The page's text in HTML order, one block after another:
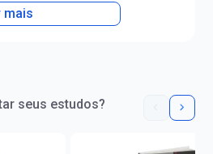
mais
seus estudos?